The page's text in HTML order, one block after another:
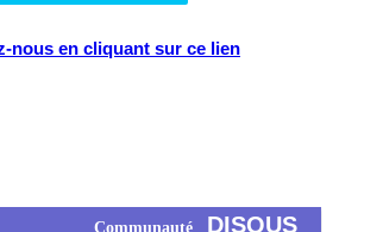
nous en cliquant sur ce lien
Communauté DISQUS